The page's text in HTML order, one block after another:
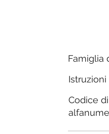
Famiglia
Codice